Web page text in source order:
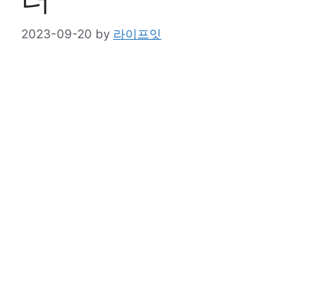
2023-09-20 by 라이프잇